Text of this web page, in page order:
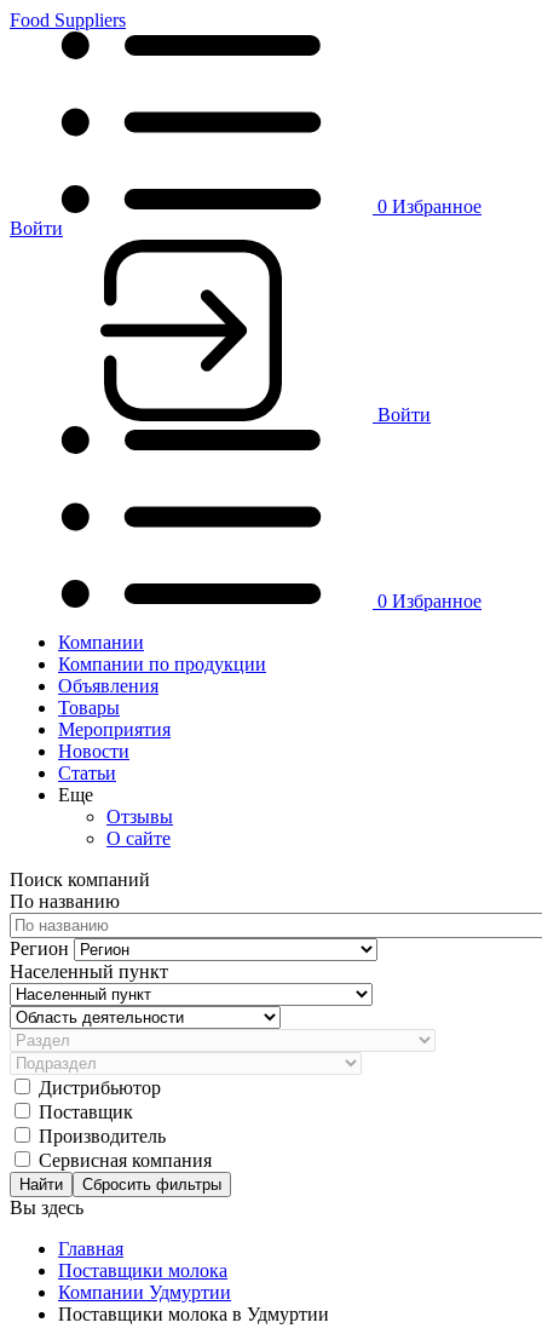
Food Suppliers
0 Избранное
Войти
Войти
0 Избранное
Компании
Компании по продукции
Объявления
Товары
Мероприятия
Новости
Статьи
Еще
Отзывы
О сайте
Поиск компаний
По названию
Регион
Населенный пункт
Дистрибьютор
Поставщик
Производитель
Сервисная компания
Сбросить фильтры
Вы здесь
Главная
Поставщики молока
Компании Удмуртии
Поставщики молока в Удмуртии